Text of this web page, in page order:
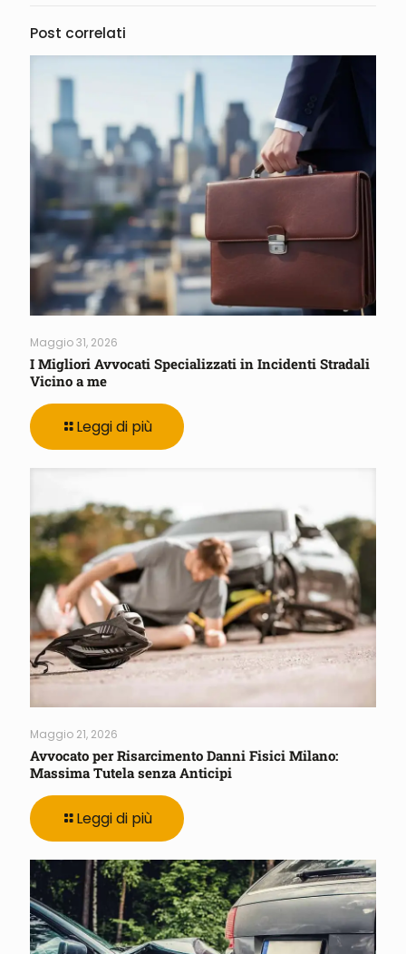
Post correlati
Maggio 31, 2026
I Migliori Avvocati Specializzati in Incidenti Stradali
Vicino a me
Leggi di più
Maggio 21, 2026
Avvocato per Risarcimento Danni Fisici Milano:
Massima Tutela senza Anticipi
Leggi di più